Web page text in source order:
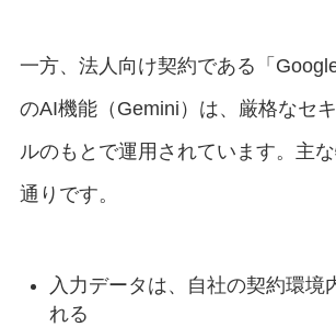
一方、法人向け契約である「
のAI機能（Gemini）は、厳格なセ
ルのもとで運用されています。主
通りです。
入力データは、自社の契約環境
れる